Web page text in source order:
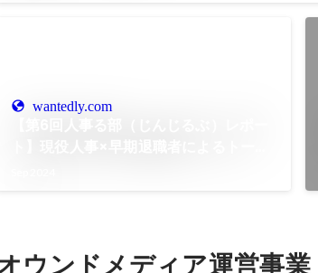
wantedly.com
ウンドメディア運営事業